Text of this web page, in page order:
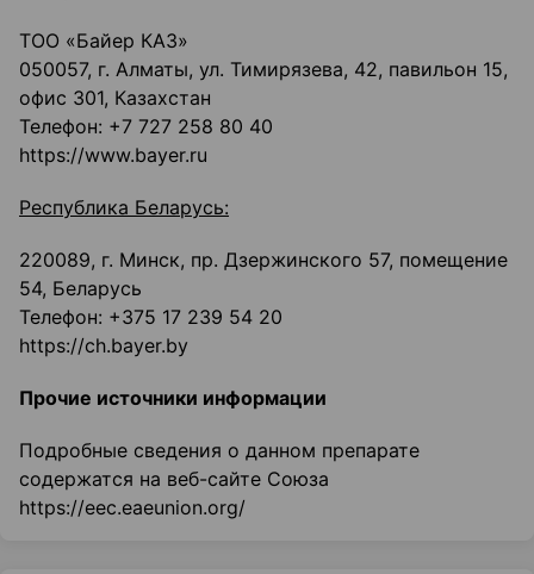
ТОО «Байер КАЗ»
050057, г. Алматы, ул. Тимирязева, 42, павильон 15,
офис 301, Казахстан
Телефон: +7 727 258 80 40
https://www.bayer.ru
Республика Беларусь:
220089, г. Минск, пр. Дзержинского 57, помещение
54, Беларусь
Телефон: +375 17 239 54 20
https://ch.bayer.by
Прочие источники информации
Подробные сведения о данном препарате
содержатся на веб-сайте Союза
https://eec.eaeunion.org/